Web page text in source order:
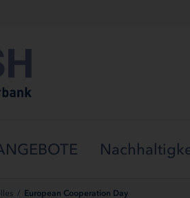
/ European Cooperation Day